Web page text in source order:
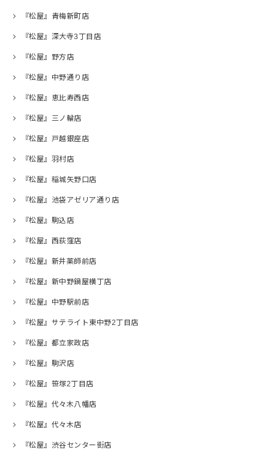
『松屋』青梅新町店
『松屋』深大寺3丁目店
『松屋』野方店
『松屋』中野通り店
『松屋』恵比寿西店
『松屋』三ノ輪店
『松屋』戸越銀座店
『松屋』羽村店
『松屋』稲城矢野口店
『松屋』池袋アゼリア通り店
『松屋』駒込店
『松屋』西荻窪店
『松屋』新井薬師前店
『松屋』新中野鍋屋横丁店
『松屋』中野駅前店
『松屋』サテライト東中野2丁目店
『松屋』都立家政店
『松屋』駒沢店
『松屋』笹塚2丁目店
『松屋』代々木八幡店
『松屋』代々木店
『松屋』渋谷センター街店